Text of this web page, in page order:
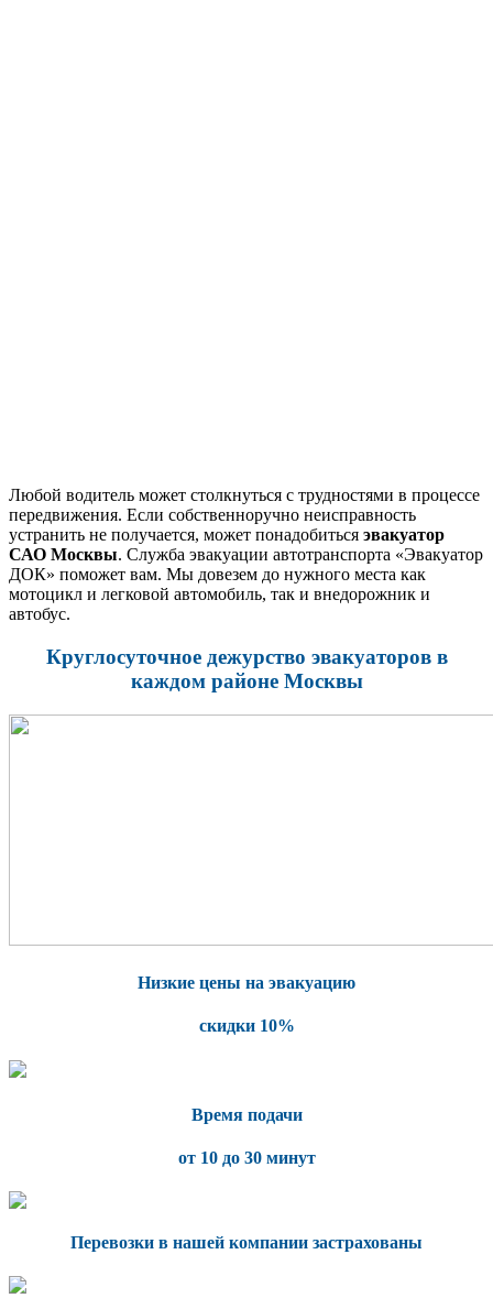
Любой водитель может столкнуться с трудностями в процессе
передвижения. Если собственноручно неисправность
устранить не получается, может понадобиться эвакуатор
САО Москвы. Служба эвакуации автотранспорта «Эвакуатор
ДОК» поможет вам. Мы довезем до нужного места как
мотоцикл и легковой автомобиль, так и внедорожник и
автобус.
Круглосуточное дежурство эвакуаторов в
каждом районе Москвы
Низкие цены на эвакуацию
скидки 10%
Время подачи
от 10 до 30 минут
Перевозки в нашей компании застрахованы